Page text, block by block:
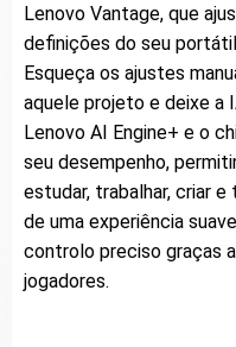
Lenovo Vantage, que
definições do seu
Esqueça os ajustes
aquele projeto e deixe a
Lenovo AI Engine+ e o
seu desempenho,
estudar, trabalhar, criar
de uma experiência
controlo preciso graças
jogadores.